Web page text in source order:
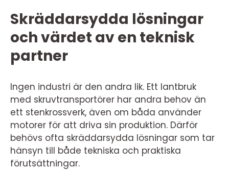
Skräddarsydda lösningar
och värdet av en teknisk
partner
Ingen industri är den andra lik. Ett lantbruk
med skruvtransportörer har andra behov än
ett stenkrossverk, även om båda använder
motorer för att driva sin produktion. Därför
behövs ofta skräddarsydda lösningar som tar
hänsyn till både tekniska och praktiska
förutsättningar.